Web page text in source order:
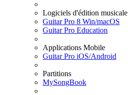
Logiciels d'édition musicale
Guitar Pro 8 Win/macOS
Guitar Pro Education
Applications Mobile
Guitar Pro iOS/Android
Partitions
MySongBook